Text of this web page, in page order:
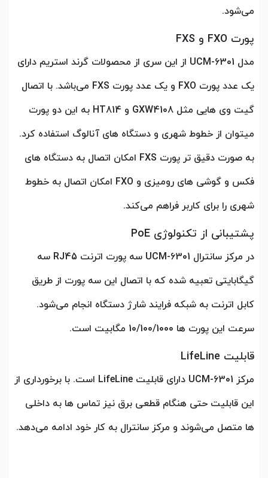
می‌شود.
پورت FXO و FXS
مدل UCM-6301 از این سری از محصولات گرند استریم دارای
یک عدد پورت FXO و یک عدد پورت FXS می‌باشد. با اتصال
گیت وی هایی مثل GXW4108 و HT814 به این دو پورت
میتوان از خطوط شهری و دستگاه های آنالوگ استفاده کرد.
به صورت دقیق تر پورت FXS امکان اتصال به دستگاه های
فکس و گوشی های رومیزی و FXO امکان اتصال به خطوط
شهری را برای کاربر فراهم می‌کند.
پشتیبانی از تکنولوژی PoE
در مرکز سانترال UCM-6301 سه پورت اترنت RJ45 سه
گیگابایتی تعبیه شده که با اتصال این سه پورت از طریق
کابل اترنت به شبکه فرایند شارژ دستگاه انجام می‌شود.
سرعت این پورت ها 10/100/1000 مگابیت است.
قابلیت LifeLine
مرکز UCM-6301 دارای قابلیت LifeLine است. با برخورداری از
این قابلیت حتی هنگام قطعی برق نیز تماس ها به داخلی
ها متصل می‌شوند و مرکز سانترال به کار خود ادامه می‌دهد.